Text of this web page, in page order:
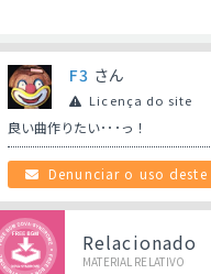
F3 さん
Licença do site
良い曲作りたい･･･っ！
Denunciar o uso deste
Relacionado
MATERIAL RELATIVO